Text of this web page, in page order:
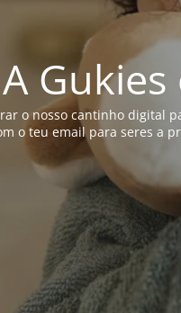
A
o nosso cantinho digital
o teu email para seres a